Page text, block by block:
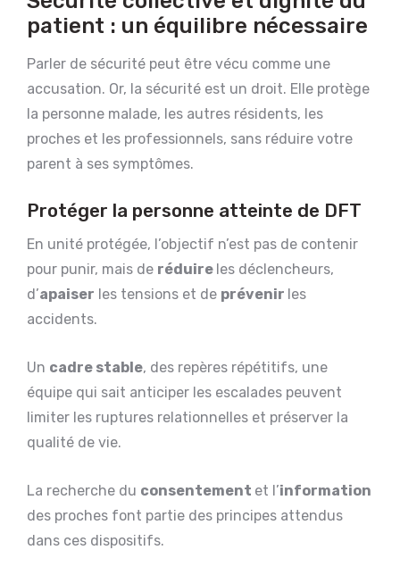
patient : un équilibre nécessaire
Parler de sécurité peut être vécu comme une
accusation. Or, la sécurité est un droit. Elle protège
la personne malade, les autres résidents, les
proches et les professionnels, sans réduire votre
parent à ses symptômes.
Protéger la personne atteinte de DFT
En unité protégée, l’objectif n’est pas de contenir
pour punir, mais de réduire les déclencheurs,
d’apaiser les tensions et de prévenir les
accidents.
Un cadre stable, des repères répétitifs, une
équipe qui sait anticiper les escalades peuvent
limiter les ruptures relationnelles et préserver la
qualité de vie.
La recherche du consentement et l’information
des proches font partie des principes attendus
dans ces dispositifs.